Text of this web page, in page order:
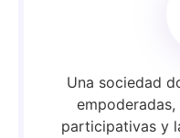
Una sociedad
participativas y